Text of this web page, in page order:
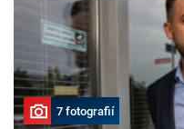
7 fotografií